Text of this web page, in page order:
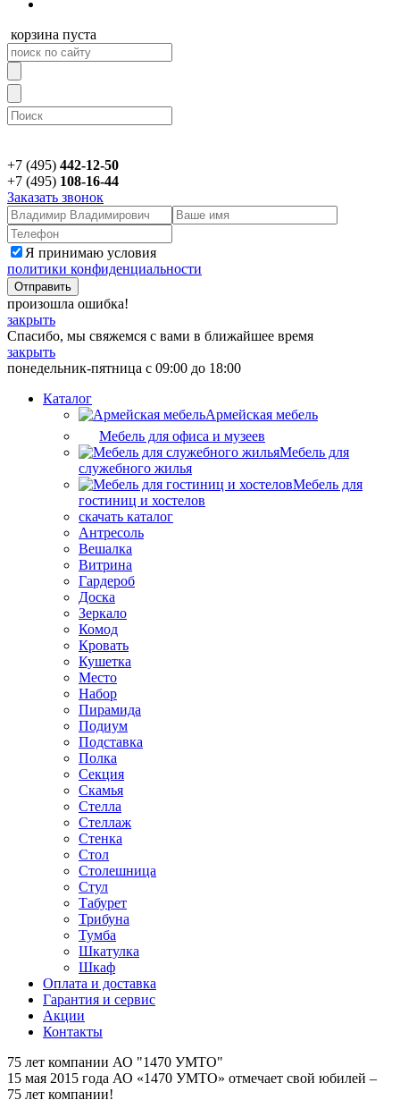
корзина пуста
+7 (495) 442-12-50
+7 (495) 108-16-44
Заказать звонок
Я принимаю условия
политики конфиденциальности
произошла ошибка!
закрыть
Спасибо, мы свяжемся с вами в ближайшее время
закрыть
понедельник-пятница с 09:00 до 18:00
Каталог
Армейская мебель
Мебель для офиса и музеев
Мебель для
служебного жилья
Мебель для
гостиниц и хостелов
скачать каталог
Антресоль
Вешалка
Витрина
Гардероб
Доска
Зеркало
Комод
Кровать
Кушетка
Место
Набор
Пирамида
Подиум
Подставка
Полка
Секция
Скамья
Стелла
Стеллаж
Стенка
Стол
Столешница
Стул
Табурет
Трибуна
Тумба
Шкатулка
Шкаф
Оплата и доставка
Гарантия и сервис
Акции
Контакты
75 лет компании АО "1470 УМТО"
15 мая 2015 года АО «1470 УМТО» отмечает свой юбилей –
75 лет компании!